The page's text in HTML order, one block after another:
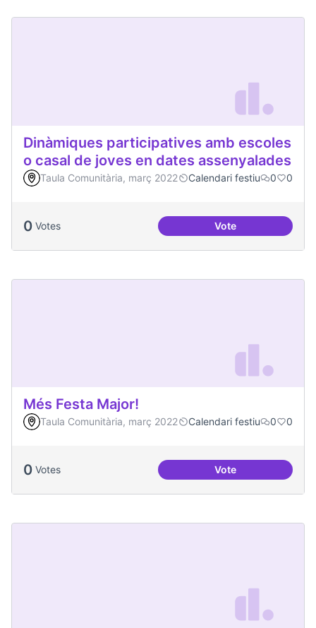
Dinàmiques participatives amb escoles
o casal de joves en dates assenyalades
Taula Comunitària, març 2022 Calendari festiu 0 0
0 Votes VoteDinàmiques
Més Festa Major!
Taula Comunitària, març 2022 Calendari festiu 0 0
0 Votes VoteMés Festa Major!